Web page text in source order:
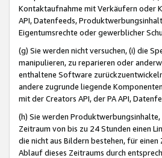
Kontaktaufnahme mit Verkäufern oder
API, Datenfeeds,
Eigentumsrechte oder gewerblicher
(g) Sie werden nicht versuchen, (i) die
manipulieren, zu reparieren oder
enthaltene Software
andere zugrunde liegende
mit der Creators API, der PA API,
(h) Sie werden
Zeitraum von bis zu 24 Stunden einen
die nicht aus Bildern bestehen, für
Ablauf dieses Zeitraums durch